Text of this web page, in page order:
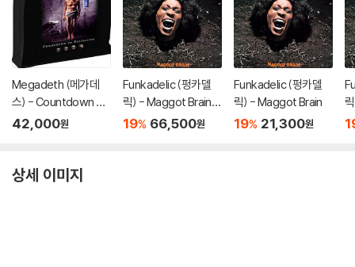
Megadeth (메가데
스) - Countdown To
Extinction 캔버스 쇼
42,000원
Funkadelic (펑카델
릭) - Maggot Brain
[SACD Hybrid]
19% 66,500원
Funkadelic (펑카델
릭) - Maggot Brain
19% 21,300원
[
상세 이미지